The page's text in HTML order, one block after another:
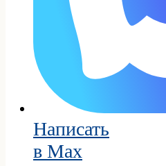
Написать
в Max